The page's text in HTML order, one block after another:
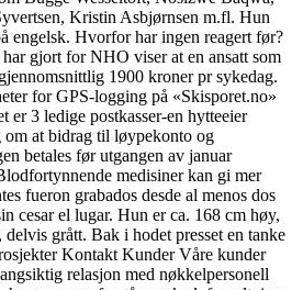
Kristin Asbjørnsen m.fl. Hun
engelsk. Hvorfor har ingen reagert før?
gjort for NHO viser at en ansatt som
1900 kroner pr sykedag.
for GPS-logging på «Skisporet.no»
er 3 ledige postkasser-en hytteeier
om at bidrag til løypekonto og
betales før utgangen av januar
medisiner kan gi mer
fueron grabados desde al menos dos
cesar el lugar. Hun er ca. 168 cm høy,
grått. Bak i hodet presset en tanke
Kontakt Kunder Våre kunder
relasjon med nøkkelpersonell